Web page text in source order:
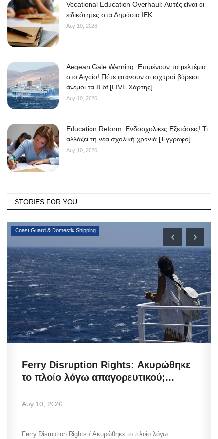
Vocational Education Overhaul: Αυτές είναι οι
ειδικότητες στα Δημόσια ΙΕΚ
Αυγ 10, 2026
Aegean Gale Warning: Επιμένουν τα μελτέμια
στο Αιγαίο! Πότε φτάνουν οι ισχυροί βόρειοι
άνεμοι τα 8 bf [LIVE Χάρτης]
Αυγ 10, 2026
Education Reform: Ενδοσχολικές Εξετάσεις! Τι
αλλάζει τη νέα σχολική χρονιά [Έγγραφο]
Αυγ 10, 2026
STORIES FOR YOU
Coast Guard & Domestic Shipping
Ferry Disruption Rights: Ακυρώθηκε
το πλοίο λόγω απαγορευτικού;...
Αυγ 10, 2026
Ferry Disruption Rights / Ακυρώθηκε το πλοίο λόγω